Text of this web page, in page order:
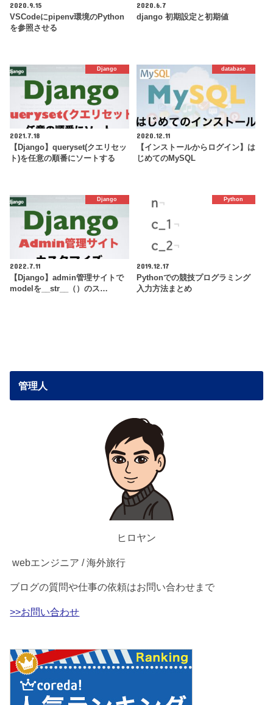
2020.9.15
VSCodeにpipenv環境のPython
を参照させる
2020.6.7
django 初期設定と初期値
Django
2021.7.18
【Django】queryset(クエリセッ
ト)を任意の順番にソートする
database
2020.12.11
【インストールからログイン】は
じめてのMySQL
Django
2022.7.11
【Django】admin管理サイトで
modelを__str__（）のス…
Python
2019.12.17
Pythonでの競技プログラミング
入力方法まとめ
管理人
ヒロヤン
webエンジニア / 海外旅行
ブログの質問や仕事の依頼はお問い合わせまで
>>お問い合わせ